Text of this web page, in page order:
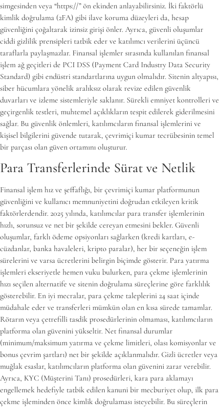
simgesinden veya “https://” ön ekinden anlayabilirsiniz. İki faktörlü
kimlik doğrulama (2FA) gibi ilave koruma düzeyleri da, hesap
güvenliğini çoğaltarak izinsiz girişi önler. Ayrıca, güvenli oluşumlar
ciddi gizlilik prensipleri tatbik eder ve katılımcı verilerini üçüncü
taraflarla paylaşmazlar. Finansal işlemler sırasında kullanılan finansal
işlem ağ geçitleri de PCI DSS (Payment Card Industry Data Security
Standard) gibi endüstri standartlarına uygun olmalıdır. Sitenin altyapısı,
siber hücumlara yönelik aralıksız olarak revize edilen güvenlik
duvarları ve izleme sistemleriyle saklanır. Sürekli emniyet kontrolleri ve
geçirgenlik testleri, muhtemel açıklıkların tespit edilerek giderilmesini
sağlar. Bu güvenlik önlemleri, katılımcıların finansal işlemlerini ve
kişisel bilgilerini güvende tutarak, çevrimiçi kumar tecrübesinin temel
bir parçası olan güven ortamını oluşturur.
Para Transferlerinde Sürat ve Netlik
Finansal işlem hız ve şeffaflığı, bir çevrimiçi kumar platformunun
güvenliğini ve kullanıcı memnuniyetini doğrudan etkileyen kritik
faktörlerdendir. 2025 yılında, katılımcılar para transfer işlemlerinin
hızlı, sorunsuz ve net bir şekilde cereyan etmesini bekler. Güvenli
oluşumlar, farklı ödeme opsiyonları sağlarken (kredi kartları, e-
cüzdanlar, banka havaleleri, kripto paralar), her bir seçeneğin işlem
sürelerini ve varsa ücretlerini belirgin biçimde gösterir. Para yatırma
işlemleri ekseriyetle hemen vuku bulurken, para çekme işlemlerinin
hızı seçilen alternatife ve sitenin doğrulama süreçlerine göre farklılık
gösterebilir. En iyi mecralar, para çekme taleplerini 24 saat içinde
müdahale eder ve transferleri mümkün olan en kısa sürede tamamlar.
Rötarın veya çetrefilli tasdik prosedürlerinin olmaması, katılımcıların
platforma olan güvenini yükseltir. Net finansal durumlar
(minimum/maksimum yatırma ve çekme limitleri, olası komisyonlar ve
bonus çevrim şartları) net bir şekilde açıklanmalıdır. Gizli ücretler veya
muğlak esaslar, katılımcıların platforma olan güvenini zarar verebilir.
Ayrıca, KYC (Müşterini Tanı) prosedürleri, kara para aklamayı
engellemek hedefiyle tatbik edilen kanuni bir mecburiyet olup, ilk para
çekme işleminden önce kimlik doğrulaması isteyebilir. Bu süreçlerin